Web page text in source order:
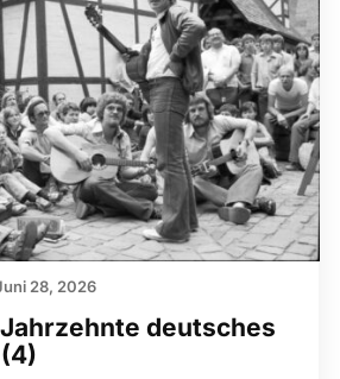
deutsches
28, 2026